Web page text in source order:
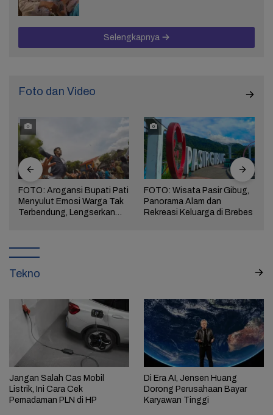
Selengkapnya
Foto dan Video
FOTO: Arogansi Bupati Pati
Menyulut Emosi Warga Tak
Terbendung, Lengserkan
FOTO: Wisata Pasir Gibug,
Panorama Alam dan
Rekreasi Keluarga di Brebes
Tekno
Jangan Salah Cas Mobil
Listrik, Ini Cara Cek
Pemadaman PLN di HP
Di Era AI, Jensen Huang
Dorong Perusahaan Bayar
Karyawan Tinggi